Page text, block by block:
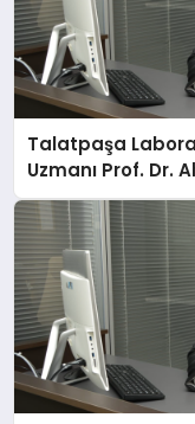
Talatpaşa
Uzmanı Prof. Dr.